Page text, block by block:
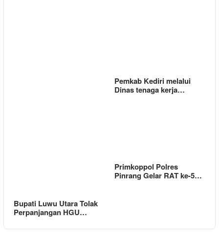
Pemkab Kediri melalui
Dinas tenaga kerja…
Bupati Luwu Utara Tolak
Perpanjangan HGU…
Primkoppol Polres
Pinrang Gelar RAT ke-5…